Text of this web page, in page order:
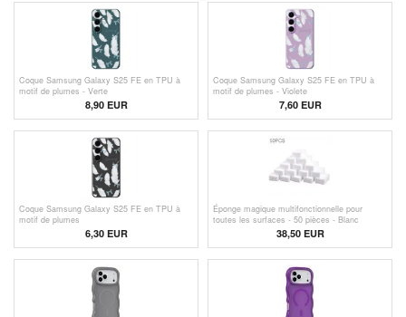
Coque Samsung Galaxy S25 FE en TPU à
motif de plumes - Verte
8,90 EUR
Coque Samsung Galaxy S25 FE en TPU à
motif de plumes - Violete
7,60EUR
Coque Samsung Galaxy S25 FE en TPU à
motif de plumes
6,30EUR
Éponge magique multifonctionnelle pour
toutes les surfaces - 50 pièces - Blanc
38,50 EUR